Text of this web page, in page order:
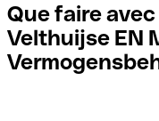
Que faire avec
Velthuijse EN